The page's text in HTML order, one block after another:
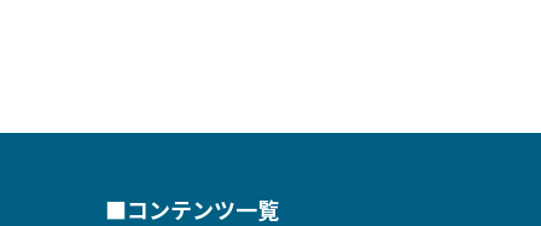
■コンテンツ一覧